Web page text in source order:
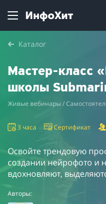
Каталог
Мастер-класс
школы
Живые вебинары /
3 часа Сертификат
Освойте трендовую
создании нейрофото и
вдохновляют,
Авторы: